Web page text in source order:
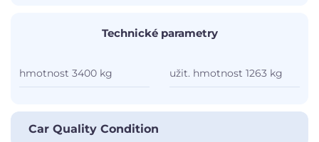
Technické parametry
hmotnost 3400 kg užit. hmotnost 1263 kg
Car Quality Condition